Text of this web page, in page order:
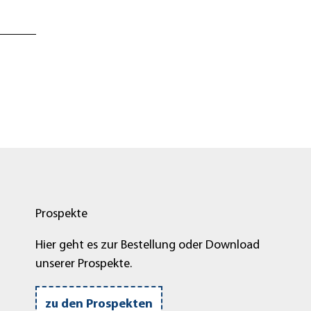
Prospekte
Hier geht es zur Bestellung oder Download
unserer Prospekte.
zu den Prospekten